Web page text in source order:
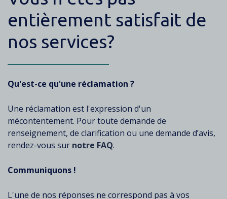
entièrement satisfait de
nos services?
Texte
Qu'est-ce qu'une réclamation ?
Une réclamation est l'expression d'un
mécontentement. Pour toute demande de
renseignement, de clarification ou une demande d’avis,
rendez-vous sur notre FAQ.
Communiquons !
L'une de nos réponses ne correspond pas à vos